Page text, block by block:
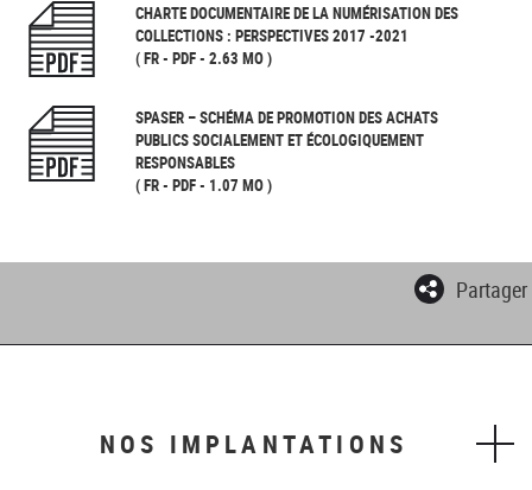
CHARTE DOCUMENTAIRE DE LA NUMÉRISATION DES
COLLECTIONS : PERSPECTIVES 2017 -2021
( FR - PDF - 2.63 MO )
SPASER – SCHÉMA DE PROMOTION DES ACHATS
PUBLICS SOCIALEMENT ET ÉCOLOGIQUEMENT
RESPONSABLES
( FR - PDF - 1.07 MO )
Partager
NOS IMPLANTATIONS